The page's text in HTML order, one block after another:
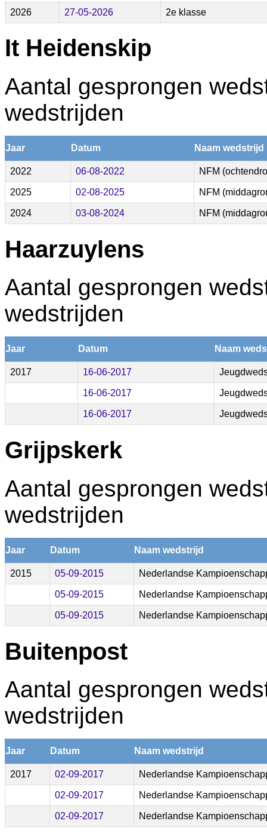
2026 27-05-2026 2e klasse
It Heidenskip
Aantal gesprongen
wedstrijden
Jaar Datum Naam wedstrijd
2022 06-08-2022 NFM
2025 02-08-2025 NFM
2024 03-08-2024 NFM
Haarzuylens
Aantal gesprongen
wedstrijden
Jaar Datum Naam
2017 16-06-2017
16-06-2017
16-06-2017
Grijpskerk
Aantal gesprongen
wedstrijden
Jaar Datum Naam wedstrijd
2015 05-09-2015 Nederlandse
05-09-2015 Nederlandse
05-09-2015 Nederlandse
Buitenpost
Aantal gesprongen
wedstrijden
Jaar Datum Naam wedstrijd
2017 02-09-2017 Nederlandse
02-09-2017 Nederlandse
02-09-2017 Nederlandse